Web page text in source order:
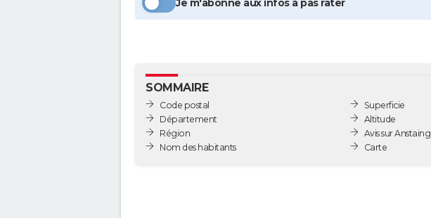
Je m'abonne aux infos à pas rater
SOMMAIRE
Code postal
Département
Région
Nom des habitants
Superficie
Altitude
Avis sur Anstaing
Carte